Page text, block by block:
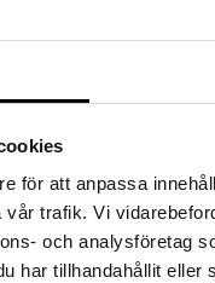
för att anpassa
trafik. Vi
och analysföretag
har tillhandahållit
ale-löydöt »
Mosambi Peel Soap - Nesti
(makea
Paradiso Tropicale –
laguuni, jota
jotka juovuttavat aistit.